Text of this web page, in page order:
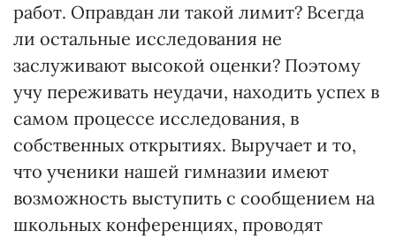
работ. Оправдан ли такой лимит? Всегда
ли остальные исследования не
заслуживают высокой оценки? Поэтому
учу переживать неудачи, находить успех в
самом процессе исследования, в
собственных открытиях. Выручает и то,
что ученики нашей гимназии имеют
возможность выступить с сообщением на
школьных конференциях, проводят